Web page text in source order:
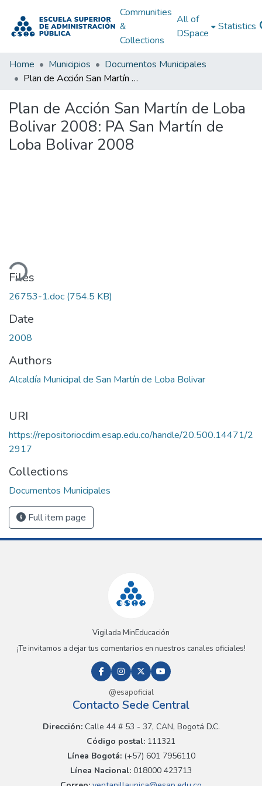
Communities
&
Collections
All of
DSpace
Statistics
Home Municipios
Documentos Municipales
Plan de Acción San Martín de Loba Bolivar 2008: PA San Martín de Loba Bolivar 2008
Plan de Acción San Martín de Loba
Bolivar 2008: PA San Martín de
Loba Bolivar 2008
Files
26753-1.doc (754.5 KB)
Date
2008
Authors
Alcaldía Municipal de San Martín de Loba Bolivar
URI
https://repositoriocdim.esap.edu.co/handle/20.500.14471/2
2917
Collections
Documentos Municipales
Full item page
Vigilada MinEducación
¡Te invitamos a dejar tus comentarios en nuestros canales oficiales!
@esapoficial
Contacto Sede Central
Dirección:Calle 44 # 53 - 37, CAN, Bogotá D.C.
Código postal: 111321
Línea Bogotá:(+57) 601 7956110
Línea Nacional: 018000 423713